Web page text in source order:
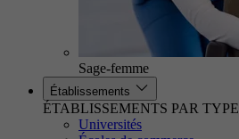
Sage-femme
Établissements
ÉTABLISSEMENTS PAR TYPE
Universités